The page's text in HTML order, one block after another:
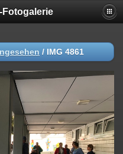
Fotogalerie
/ IMG 4861